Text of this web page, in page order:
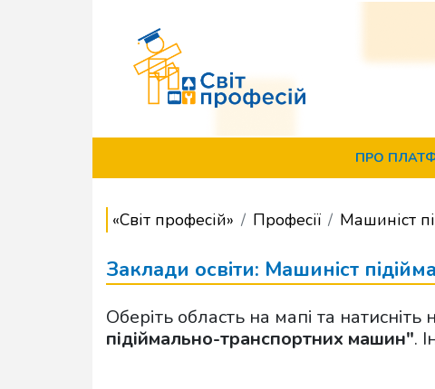
ПРО
«Світ професій» Професії Машиніст
Заклади освіти: Машиніст
Оберіть область на мапі та
підіймально-транспортних машин".